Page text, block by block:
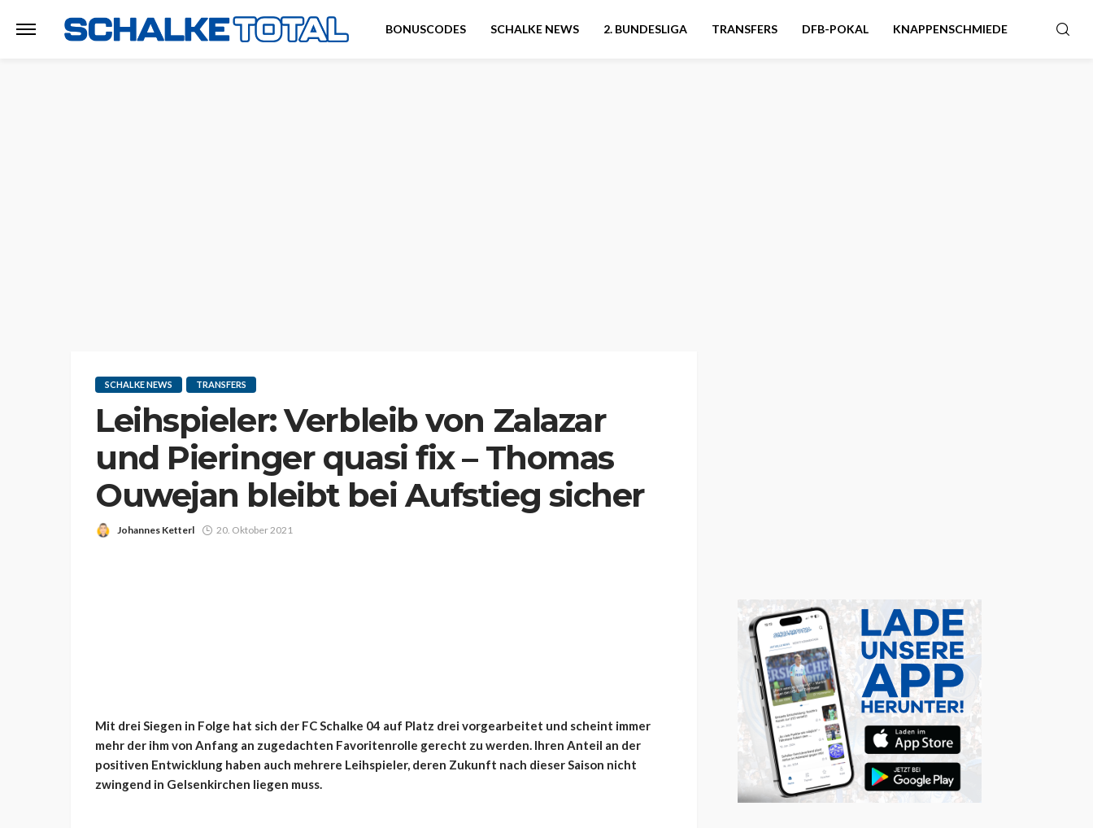
BONUSCODES SCHALKE NEWS 2. BUNDESLIGA TRANSFERS DFB-POKAL KNAPPENSCHMIEDE
SCHALKE NEWS TRANSFERS
Leihspieler: Verbleib von Zalazar
und Pieringer quasi fix – Thomas
Ouwejan bleibt bei Aufstieg sicher
Johannes Ketterl 20. Oktober 2021
Mit drei Siegen in Folge hat sich der FC Schalke 04 auf Platz drei vorgearbeitet und scheint immer
mehr der ihm von Anfang an zugedachten Favoritenrolle gerecht zu werden. Ihren Anteil an der
positiven Entwicklung haben auch mehrere Leihspieler, deren Zukunft nach dieser Saison nicht
zwingend in Gelsenkirchen liegen muss.